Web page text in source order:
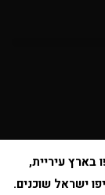
בארץ עיריית,
ישראל שוכנים.